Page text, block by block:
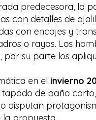
predecesora, la
con detalles de
con encajes y
o rayas. Los
por su parte los
en el invierno
de paño
disputan
propuesta.